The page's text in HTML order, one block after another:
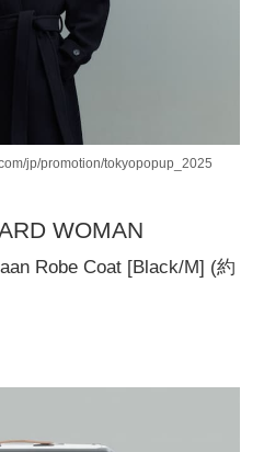
jp/promotion/tokyopopup_2025
WOMAN
Robe Coat [Black/M] (約